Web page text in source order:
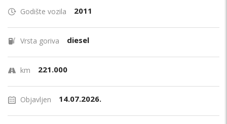
Godište vozila 2011
Vrsta goriva diesel
km 221.000
Objavljen 14.07.2026.